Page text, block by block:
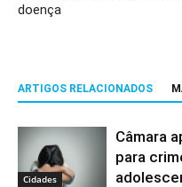
doença
ARTIGOS RELACIONADOS
Cidades
Câmara
para